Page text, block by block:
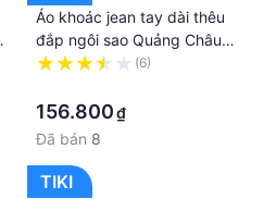
Áo khoác jean tay dài thêu
đắp ngôi sao Quảng Châu
20 đến 30 kg cho bé trai
(6)
156.800₫
Đã bán 8
TIKI